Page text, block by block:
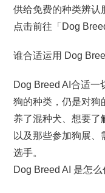
供给免费的种类辨认
点击前往「Dog
谁合适运用 Dog
Dog Breed AI合适一
狗的种类，仍是对狗
养了混种犬、想要了
以及那些参加狗展
选手。
Dog Breed AI 是怎么